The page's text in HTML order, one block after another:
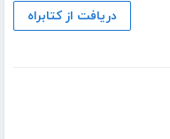
دریافت از کتابراه